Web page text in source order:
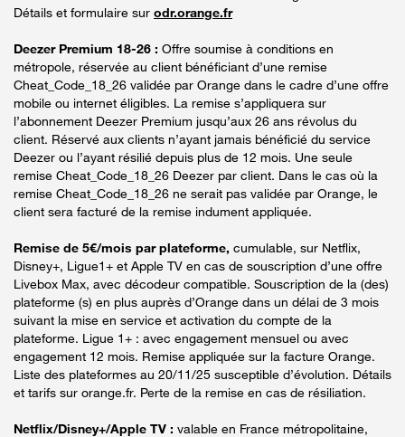
Détails et formulaire sur odr.orange.fr
Deezer Premium 18-26 : Offre soumise à conditions en
métropole, réservée au client bénéficiant d’une remise
Cheat_Code_18_26 validée par Orange dans le cadre d’une offre
mobile ou internet éligibles. La remise s’appliquera sur
l’abonnement Deezer Premium jusqu’aux 26 ans révolus du
client. Réservé aux clients n’ayant jamais bénéficié du service
Deezer ou l’ayant résilié depuis plus de 12 mois. Une seule
remise Cheat_Code_18_26 Deezer par client. Dans le cas où la
remise Cheat_Code_18_26 ne serait pas validée par Orange, le
client sera facturé de la remise indument appliquée.
Remise de 5€/mois par plateforme, cumulable, sur Netflix,
Disney+, Ligue1+ et Apple TV en cas de souscription d’une offre
Livebox Max, avec décodeur compatible. Souscription de la (des)
plateforme (s) en plus auprès d’Orange dans un délai de 3 mois
suivant la mise en service et activation du compte de la
plateforme. Ligue 1+ : avec engagement mensuel ou avec
engagement 12 mois. Remise appliquée sur la facture Orange.
Liste des plateformes au 20/11/25 susceptible d’évolution. Détails
et tarifs sur orange.fr. Perte de la remise en cas de résiliation.
Netflix/Disney+/Apple TV : valable en France métropolitaine,